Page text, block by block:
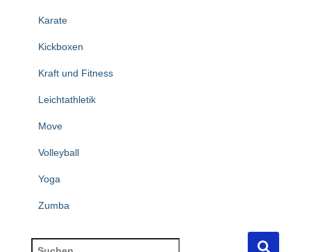
Karate
Kickboxen
Kraft und Fitness
Leichtathletik
Move
Volleyball
Yoga
Zumba